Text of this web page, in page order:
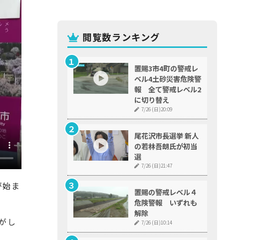
ま
し
閲覧数ランキング
置賜3市4町の警戒レ
ベル4土砂災害危険警
報 全て警戒レベル2
に切り替え
7/26 (日)20:09
尾花沢市長選挙 新人
の若林吾朗氏が初当
選
7/26 (日)21:47
置賜の警戒レベル４
危険警報 いずれも
解除
7/26 (日)10:14